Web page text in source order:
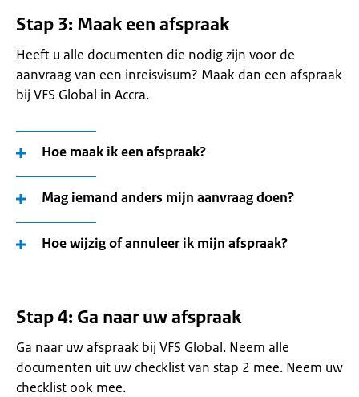
Stap 3: Maak een afspraak
Heeft u alle documenten die nodig zijn voor de
aanvraag van een inreisvisum? Maak dan een afspraak
bij VFS Global in Accra.
Hoe maak ik een afspraak?
Mag iemand anders mijn aanvraag doen?
Hoe wijzig of annuleer ik mijn afspraak?
Stap 4: Ga naar uw afspraak
Ga naar uw afspraak bij VFS Global. Neem alle
documenten uit uw checklist van stap 2 mee. Neem uw
checklist ook mee.